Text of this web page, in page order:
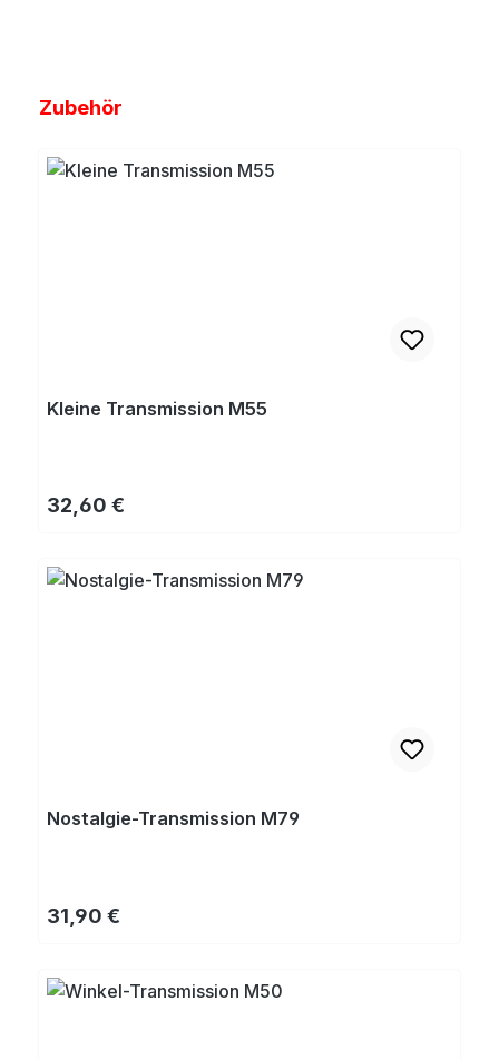
Produktgalerie überspringen
Zubehör
Kleine Transmission M55
Regulärer Preis:
32,60 €
Nostalgie-Transmission M79
Regulärer Preis:
31,90 €